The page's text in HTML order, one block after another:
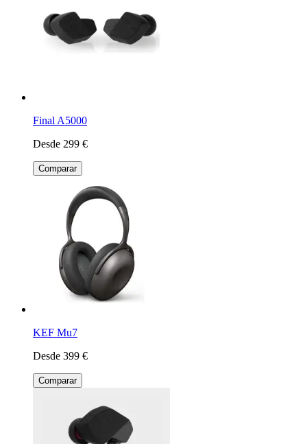
Final A5000
Desde 299 €
Comparar
KEF Mu7
Desde 399 €
Comparar